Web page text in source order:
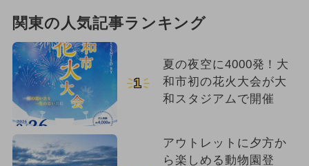
関東の人気記事ランキング
1
夏の夜空に4000発！大
和市初の花火大会が大
和スタジアムで開催
アウトレットに夕方か
ら楽しめる動物園登